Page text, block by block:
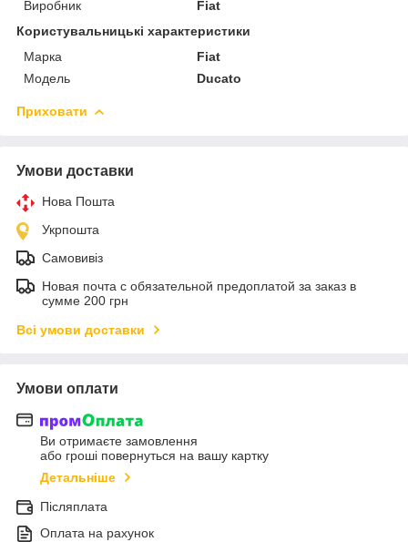
Виробник
Fiat
Користувальницькі характеристики
Марка
Fiat
Модель
Ducato
Приховати
Умови доставки
Нова Пошта
Укрпошта
Самовивіз
Новая почта с обязательной предоплатой за заказ в
сумме 200 грн
Всі умови доставки
Умови оплати
Ви отримаєте замовлення
або гроші повернуться на вашу картку
Детальніше
Післяплата
Оплата на рахунок